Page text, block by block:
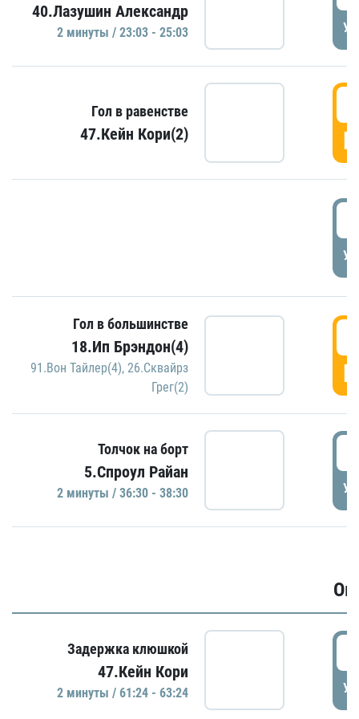
40.Лазушин Александр
2 минуты / 23:03 - 25:03
Гол в равенстве
47.Кейн Кори(2)
Гол в большинстве
18.Ип Брэндон(4)
91.Вон Тайлер(4), 26.Сквайрз
Грег(2)
Толчок на борт
5.Спроул Райан
2 минуты / 36:30 - 38:30
Задержка клюшкой
47.Кейн Кори
2 минуты / 61:24 - 63:24